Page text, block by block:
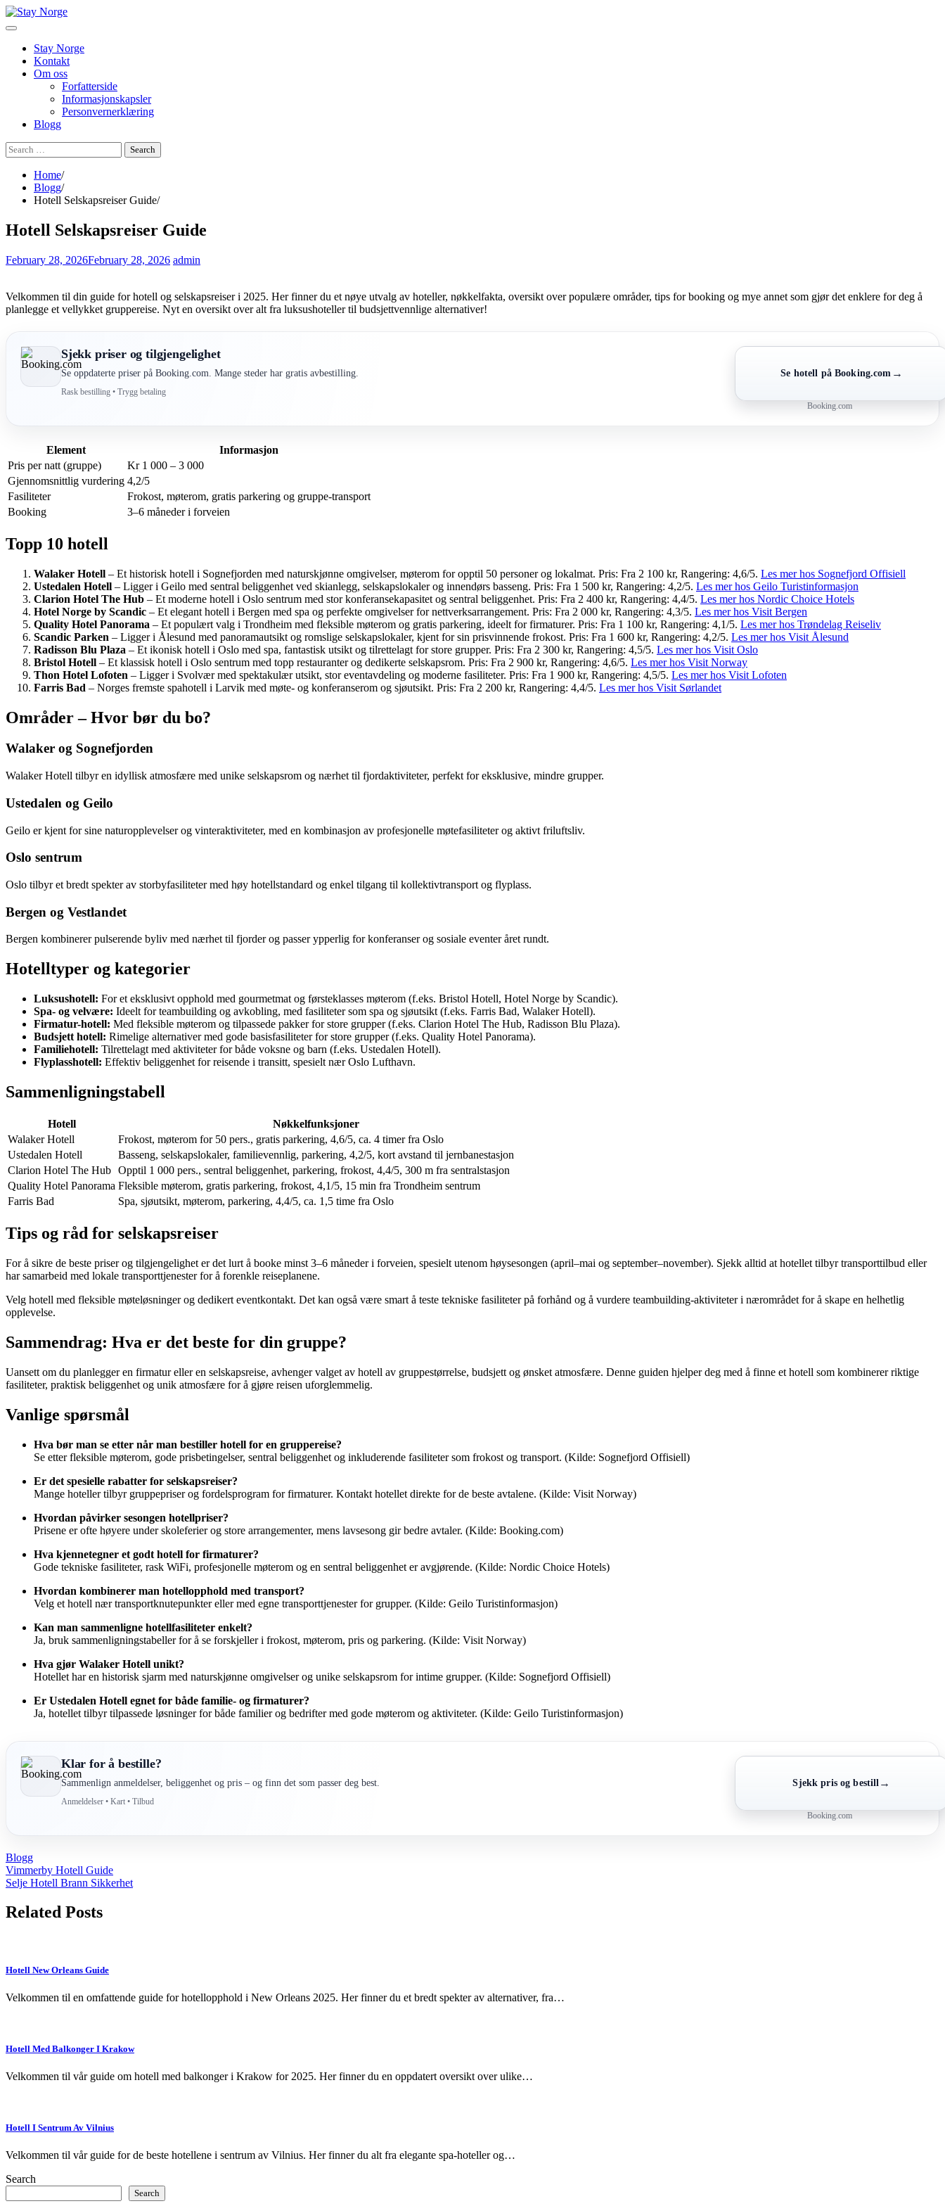
Skip
to
Stay Norge
Kontakt
Om oss
Forfatterside
Informasjonskapsler
Personvernerklæring
Blogg
Search
for:
Home
Blogg
Hotell Selskapsreiser Guide
Hotell Selskapsreiser Guide
February 28, 2026February 28, 2026 admin
Velkommen til din guide for hotell og selskapsreiser i 2025. Her finner du et nøye utvalg av hoteller, nøkkelfakta, oversikt over populære områder, tips for booking og mye annet som gjør det enklere for deg å
planlegge et vellykket gruppereise. Nyt en oversikt over alt fra luksushoteller til budsjettvennlige alternativer!
Sjekk priser og tilgjengelighet
Se oppdaterte priser på Booking.com. Mange steder har gratis avbestilling.
Rask bestilling • Trygg betaling
Se hotell på Booking.com →
Booking.com
Element
Informasjon
Pris per natt (gruppe)
Kr 1 000 – 3 000
Gjennomsnittlig vurdering 4,2/5
Fasiliteter
Frokost, møterom, gratis parkering og gruppe-transport
Booking
3–6 måneder i forveien
Topp 10 hotell
Walaker Hotell – Et historisk hotell i Sognefjorden med naturskjønne omgivelser, møterom for opptil 50 personer og lokalmat. Pris: Fra 2 100 kr, Rangering: 4,6/5. Les mer hos Sognefjord Offisiell
Ustedalen Hotell – Ligger i Geilo med sentral beliggenhet ved skianlegg, selskapslokaler og innendørs basseng. Pris: Fra 1 500 kr, Rangering: 4,2/5. Les mer hos Geilo Turistinformasjon
Clarion Hotel The Hub – Et moderne hotell i Oslo sentrum med stor konferansekapasitet og sentral beliggenhet. Pris: Fra 2 400 kr, Rangering: 4,4/5. Les mer hos Nordic Choice Hotels
Hotel Norge by Scandic – Et elegant hotell i Bergen med spa og perfekte omgivelser for nettverksarrangement. Pris: Fra 2 000 kr, Rangering: 4,3/5. Les mer hos Visit Bergen
Quality Hotel Panorama – Et populært valg i Trondheim med fleksible møterom og gratis parkering, ideelt for firmaturer. Pris: Fra 1 100 kr, Rangering: 4,1/5. Les mer hos Trøndelag Reiseliv
Scandic Parken – Ligger i Ålesund med panoramautsikt og romslige selskapslokaler, kjent for sin prisvinnende frokost. Pris: Fra 1 600 kr, Rangering: 4,2/5. Les mer hos Visit Ålesund
Radisson Blu Plaza – Et ikonisk hotell i Oslo med spa, fantastisk utsikt og tilrettelagt for store grupper. Pris: Fra 2 300 kr, Rangering: 4,5/5. Les mer hos Visit Oslo
Bristol Hotell – Et klassisk hotell i Oslo sentrum med topp restauranter og dedikerte selskapsrom. Pris: Fra 2 900 kr, Rangering: 4,6/5. Les mer hos Visit Norway
Thon Hotel Lofoten – Ligger i Svolvær med spektakulær utsikt, stor eventavdeling og moderne fasiliteter. Pris: Fra 1 900 kr, Rangering: 4,5/5. Les mer hos Visit Lofoten
Farris Bad – Norges fremste spahotell i Larvik med møte- og konferanserom og sjøutsikt. Pris: Fra 2 200 kr, Rangering: 4,4/5. Les mer hos Visit Sørlandet
Områder – Hvor bør du bo?
Walaker og Sognefjorden
Walaker Hotell tilbyr en idyllisk atmosfære med unike selskapsrom og nærhet til fjordaktiviteter, perfekt for eksklusive, mindre grupper.
Ustedalen og Geilo
Geilo er kjent for sine naturopplevelser og vinteraktiviteter, med en kombinasjon av profesjonelle møtefasiliteter og aktivt friluftsliv.
Oslo sentrum
Oslo tilbyr et bredt spekter av storbyfasiliteter med høy hotellstandard og enkel tilgang til kollektivtransport og flyplass.
Bergen og Vestlandet
Bergen kombinerer pulserende byliv med nærhet til fjorder og passer ypperlig for konferanser og sosiale eventer året rundt.
Hotelltyper og kategorier
Luksushotell: For et eksklusivt opphold med gourmetmat og førsteklasses møterom (f.eks. Bristol Hotell, Hotel Norge by Scandic).
Spa- og velvære: Ideelt for teambuilding og avkobling, med fasiliteter som spa og sjøutsikt (f.eks. Farris Bad, Walaker Hotell).
Firmatur-hotell: Med fleksible møterom og tilpassede pakker for store grupper (f.eks. Clarion Hotel The Hub, Radisson Blu Plaza).
Budsjett hotell: Rimelige alternativer med gode basisfasiliteter for store grupper (f.eks. Quality Hotel Panorama).
Familiehotell: Tilrettelagt med aktiviteter for både voksne og barn (f.eks. Ustedalen Hotell).
Flyplasshotell: Effektiv beliggenhet for reisende i transitt, spesielt nær Oslo Lufthavn.
Sammenligningstabell
Hotell
Nøkkelfunksjoner
Walaker Hotell
Frokost, møterom for 50 pers., gratis parkering, 4,6/5, ca. 4 timer fra Oslo
Ustedalen Hotell
Basseng, selskapslokaler, familievennlig, parkering, 4,2/5, kort avstand til jernbanestasjon
Clarion Hotel The Hub Opptil 1 000 pers., sentral beliggenhet, parkering, frokost, 4,4/5, 300 m fra sentralstasjon
Quality Hotel Panorama Fleksible møterom, gratis parkering, frokost, 4,1/5, 15 min fra Trondheim sentrum
Farris Bad
Spa, sjøutsikt, møterom, parkering, 4,4/5, ca. 1,5 time fra Oslo
Tips og råd for selskapsreiser
For å sikre de beste priser og tilgjengelighet er det lurt å booke minst 3–6 måneder i forveien, spesielt utenom høysesongen (april–mai og september–november). Sjekk alltid at hotellet tilbyr transporttilbud eller
har samarbeid med lokale transporttjenester for å forenkle reiseplanene.
Velg hotell med fleksible møteløsninger og dedikert eventkontakt. Det kan også være smart å teste tekniske fasiliteter på forhånd og å vurdere teambuilding-aktiviteter i nærområdet for å skape en helhetlig
opplevelse.
Sammendrag: Hva er det beste for din gruppe?
Uansett om du planlegger en firmatur eller en selskapsreise, avhenger valget av hotell av gruppestørrelse, budsjett og ønsket atmosfære. Denne guiden hjelper deg med å finne et hotell som kombinerer riktige
fasiliteter, praktisk beliggenhet og unik atmosfære for å gjøre reisen uforglemmelig.
Vanlige spørsmål
Hva bør man se etter når man bestiller hotell for en gruppereise?
Se etter fleksible møterom, gode prisbetingelser, sentral beliggenhet og inkluderende fasiliteter som frokost og transport. (Kilde: Sognefjord Offisiell)
Er det spesielle rabatter for selskapsreiser?
Mange hoteller tilbyr gruppepriser og fordelsprogram for firmaturer. Kontakt hotellet direkte for de beste avtalene. (Kilde: Visit Norway)
Hvordan påvirker sesongen hotellpriser?
Prisene er ofte høyere under skoleferier og store arrangementer, mens lavsesong gir bedre avtaler. (Kilde: Booking.com)
Hva kjennetegner et godt hotell for firmaturer?
Gode tekniske fasiliteter, rask WiFi, profesjonelle møterom og en sentral beliggenhet er avgjørende. (Kilde: Nordic Choice Hotels)
Hvordan kombinerer man hotellopphold med transport?
Velg et hotell nær transportknutepunkter eller med egne transporttjenester for grupper. (Kilde: Geilo Turistinformasjon)
Kan man sammenligne hotellfasiliteter enkelt?
Ja, bruk sammenligningstabeller for å se forskjeller i frokost, møterom, pris og parkering. (Kilde: Visit Norway)
Hva gjør Walaker Hotell unikt?
Hotellet har en historisk sjarm med naturskjønne omgivelser og unike selskapsrom for intime grupper. (Kilde: Sognefjord Offisiell)
Er Ustedalen Hotell egnet for både familie- og firmaturer?
Ja, hotellet tilbyr tilpassede løsninger for både familier og bedrifter med gode møterom og aktiviteter. (Kilde: Geilo Turistinformasjon)
Klar for å bestille?
Sammenlign anmeldelser, beliggenhet og pris – og finn det som passer deg best.
Anmeldelser • Kart • Tilbud
Sjekk pris og bestill →
Booking.com
Blogg
Post
navigation
Vimmerby Hotell Guide
Selje Hotell Brann Sikkerhet
Related Posts
Hotell New Orleans Guide
Velkommen til en omfattende guide for hotellopphold i New Orleans 2025. Her finner du et bredt spekter av alternativer, fra…
Hotell Med Balkonger I Krakow
Velkommen til vår guide om hotell med balkonger i Krakow for 2025. Her finner du en oppdatert oversikt over ulike…
Hotell I Sentrum Av Vilnius
Velkommen til vår guide for de beste hotellene i sentrum av Vilnius. Her finner du alt fra elegante spa-hoteller og…
Search
Search